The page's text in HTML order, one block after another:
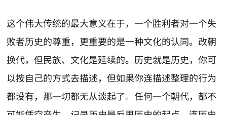
这个伟大传统的最大意义在于，一个胜利者对一个失
败者历史的尊重，更重要的是一种文化的认同。改朝
换代，但民族、文化是延续的。历史就是历史，你可
以按自己的方式去描述，但如果你连描述整理的行为
都没有，那一切都无从谈起了。任何一个朝代，都不